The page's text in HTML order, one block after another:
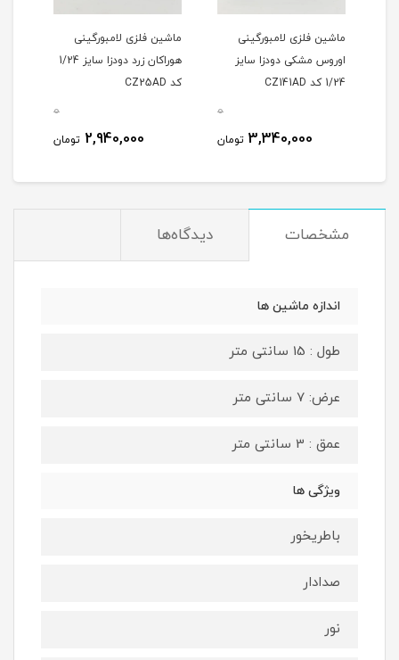
ماشین فلزی لامبورگینی
اوروس مشکی دودزا سايز
1/24 کد CZ141AD
0
3,340,000 تومان
ماشین فلزی لامبورگینی
هوراکان زرد دودزا سایز 1/24
کد CZ25AD
0
2,940,000 تومان
مشخصات دیدگاه‌ها
اندازه ماشین ها
طول : 15 سانتی متر
عرض: 7 سانتی متر
عمق : 3 سانتی متر
ویژگی ها
باطریخور
صدادار
نور